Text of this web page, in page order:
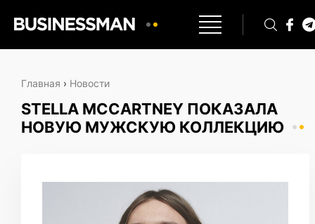
Главная › Новости
STELLA MCCARTNEY ПОКАЗАЛА
НОВУЮ МУЖСКУЮ КОЛЛЕКЦИЮ